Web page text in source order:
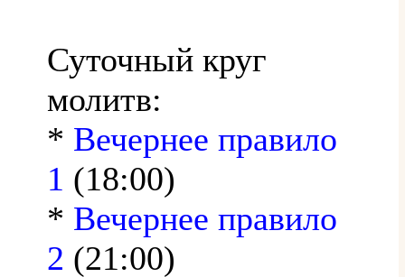
Суточный круг
молитв:
* Вечернее правило
1 (18:00)
* Вечернее правило
2 (21:00)